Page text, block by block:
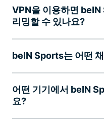
VPN을 이용하면
리밍할 수 있나요?
beIN Sports는 어떤
어떤 기기에서 beIN
요?